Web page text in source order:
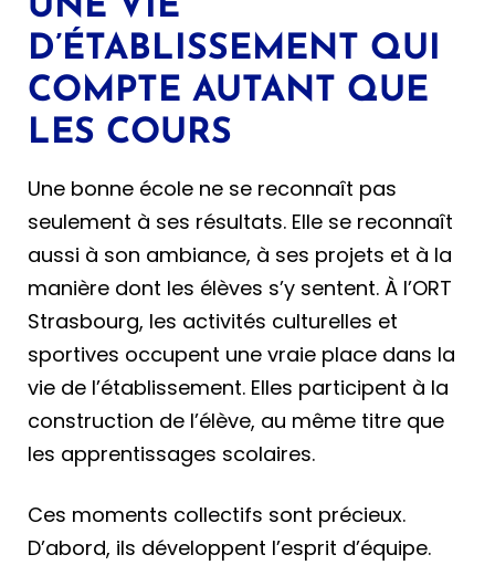
UNE VIE
D’ÉTABLISSEMENT QUI
COMPTE AUTANT QUE
LES COURS
Une bonne école ne se reconnaît pas
seulement à ses résultats. Elle se reconnaît
aussi à son ambiance, à ses projets et à la
manière dont les élèves s’y sentent. À l’ORT
Strasbourg, les activités culturelles et
sportives occupent une vraie place dans la
vie de l’établissement. Elles participent à la
construction de l’élève, au même titre que
les apprentissages scolaires.
Ces moments collectifs sont précieux.
D’abord, ils développent l’esprit d’équipe.